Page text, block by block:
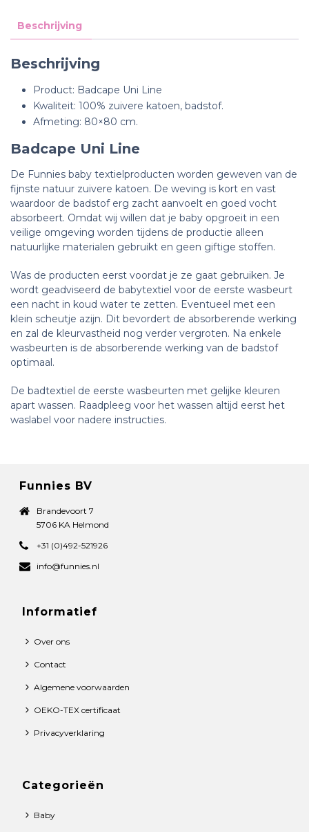
Beschrijving
Beschrijving
Product: Badcape Uni Line
Kwaliteit: 100% zuivere katoen, badstof.
Afmeting: 80×80 cm.
Badcape Uni Line
De Funnies baby textielproducten worden geweven van de
fijnste natuur zuivere katoen. De weving is kort en vast
waardoor de badstof erg zacht aanvoelt en goed vocht
absorbeert. Omdat wij willen dat je baby opgroeit in een
veilige omgeving worden tijdens de productie alleen
natuurlijke materialen gebruikt en geen giftige stoffen.
Was de producten eerst voordat je ze gaat gebruiken. Je
wordt geadviseerd de babytextiel voor de eerste wasbeurt
een nacht in koud water te zetten. Eventueel met een
klein scheutje azijn. Dit bevordert de absorberende werking
en zal de kleurvastheid nog verder vergroten. Na enkele
wasbeurten is de absorberende werking van de badstof
optimaal.
De badtextiel de eerste wasbeurten met gelijke kleuren
apart wassen. Raadpleeg voor het wassen altijd eerst het
waslabel voor nadere instructies.
Funnies BV
Brandevoort 7
5706 KA Helmond
+31 (0)492-521926
info@funnies.nl
Informatief
Over ons
Contact
Algemene voorwaarden
OEKO-TEX certificaat
Privacyverklaring
Categorieën
Baby